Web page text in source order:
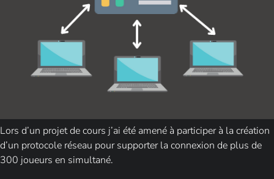
Lors d’un projet de cours j’ai été amené à participer à la création
d’un protocole réseau pour supporter la connexion de plus de
300 joueurs en simultané.